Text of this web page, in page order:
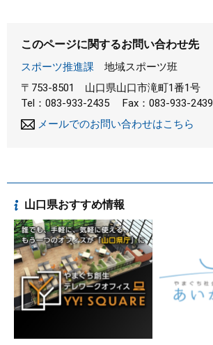
このページに関するお問い合わせ先
スポーツ推進課
地域スポーツ班
〒753-8501
山口県山口市滝町1番1号
Tel：083-933-2435
Fax：083-933-2439
メールでのお問い合わせはこちら
山口県おすすめ情報